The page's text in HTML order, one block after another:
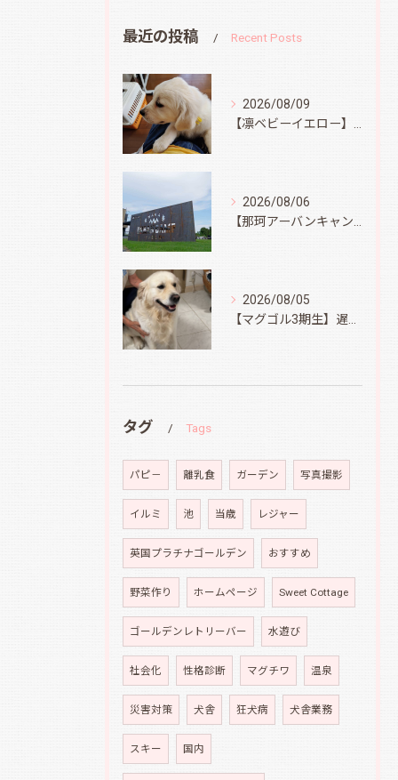
最近の投稿 Recent Posts
2026/08/09
2026/08/06
2026/08/05
タグ Tags
パピ－ 離乳食 ガーデン 写真撮影
イルミ 池 当歳 レジャー
英国プラチナゴールデン おすすめ
野菜作り ホームページ Sweet Cottage
ゴールデンレトリーバー 水遊び
社会化 性格診断 マグチワ 温泉
災害対策 犬舎 狂犬病 犬舎業務
スキー 国内